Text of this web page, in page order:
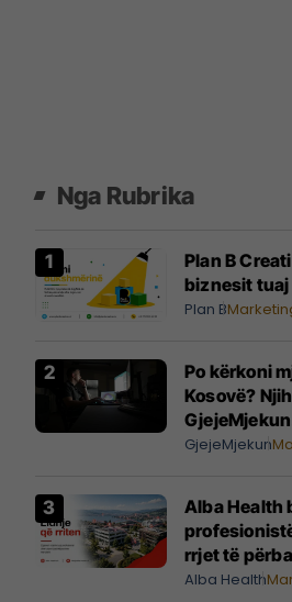
Nga Rubrika
Plan B
biznesit
Plan B
Po kërkoni
Kosovë?
GjejeMjekun
Alba Health
rrjet të
Alba Health